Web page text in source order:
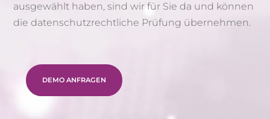
ausgewählt haben, sind wir für Sie da und können
die datenschutzrechtliche Prüfung übernehmen.
DEMO ANFRAGEN